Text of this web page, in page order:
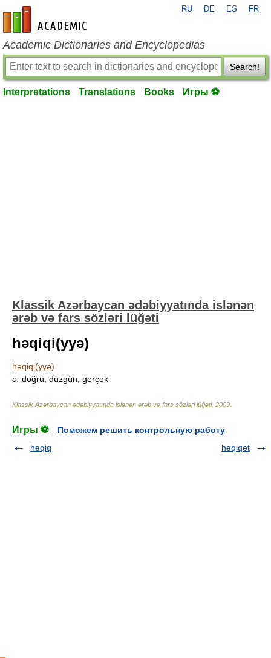
en-academic.com
RU DE ES FR
Academic Dictionaries and Encyclopedias
Search!
Interpretations Translations Books Игры ⚽
Klassik Azərbaycan ədəbiyyatında islənən
ərəb və fars sözləri lüğəti
həqiqi(yyə)
həqiqi(yyə)
ə. doğru, düzgün, gerçək
Klassik Azərbaycan ədəbiyyatında islənən ərəb və fars sözləri lüğəti. 2009
Игры ⚽
Поможем решить контрольную работу
həqiq
həqiqət